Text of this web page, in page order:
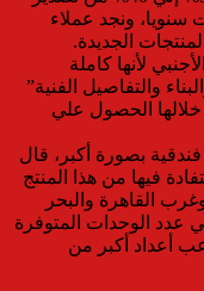
سنويا، ونجد عملاء
الجديدة.
لأنها كاملة
والتفاصيل الفنية”
الحصول علي
بصورة أكبر، قال
فيها من هذا المنتج
القاهرة والبحر
عدد الوحدات المتوفرة
أعداد أكبر من